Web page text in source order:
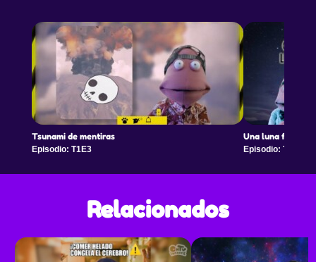
Tsunami de mentiras
Episodio: T1E3
Una luna
Episodio: T1E4
Relacionados